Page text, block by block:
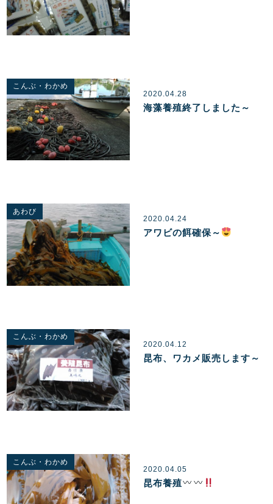
こんぶ・わかめ
2020.04.28
海藻養殖終了しました～
あわび
2020.04.24
アワビの餌確保～
こんぶ・わかめ
2020.04.12
昆布、ワカメ販売します～
こんぶ・わかめ
2020.04.05
昆布養殖